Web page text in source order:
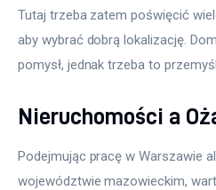
Tutaj trzeba zatem poświęcić
aby wybrać dobrą lokalizację.
pomysł, jednak trzeba to
Nieruchomości a
Podejmując pracę w Warszawie
województwie mazowieckim,